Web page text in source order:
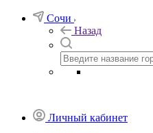
Сочи
Назад
Личный кабинет